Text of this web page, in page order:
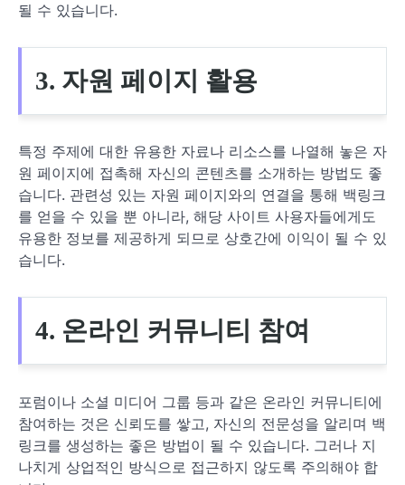
될 수 있습니다.
3. 자원 페이지 활용
특정 주제에 대한 유용한 자료나 리소스를 나열해 놓은 자
원 페이지에 접촉해 자신의 콘텐츠를 소개하는 방법도 좋
습니다. 관련성 있는 자원 페이지와의 연결을 통해 백링크
를 얻을 수 있을 뿐 아니라, 해당 사이트 사용자들에게도
유용한 정보를 제공하게 되므로 상호간에 이익이 될 수 있
습니다.
4. 온라인 커뮤니티 참여
포럼이나 소셜 미디어 그룹 등과 같은 온라인 커뮤니티에
참여하는 것은 신뢰도를 쌓고, 자신의 전문성을 알리며 백
링크를 생성하는 좋은 방법이 될 수 있습니다. 그러나 지
나치게 상업적인 방식으로 접근하지 않도록 주의해야 합